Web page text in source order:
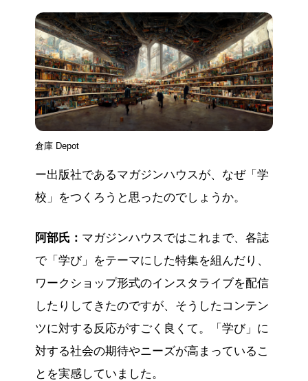
倉庫 Depot
ー出版社であるマガジンハウスが、なぜ「学
校」をつくろうと思ったのでしょうか。
阿部氏： マガジンハウスではこれまで、各誌
で「学び」をテーマにした特集を組んだり、
ワークショップ形式のインスタライブを配信
したりしてきたのですが、そうしたコンテン
ツに対する反応がすごく良くて。「学び」に
対する社会の期待やニーズが高まっているこ
とを実感していました。